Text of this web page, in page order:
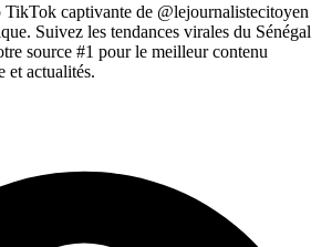
captivante de @lejournalistecitoyen
Suivez les tendances virales du Sénégal
source #1 pour le meilleur contenu
et actualités.